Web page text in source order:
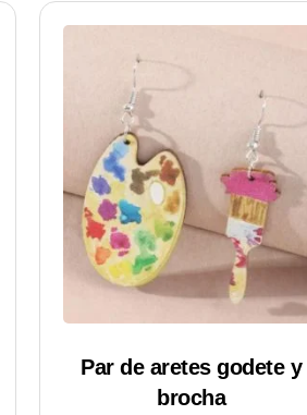
Par de aretes godete y
brocha